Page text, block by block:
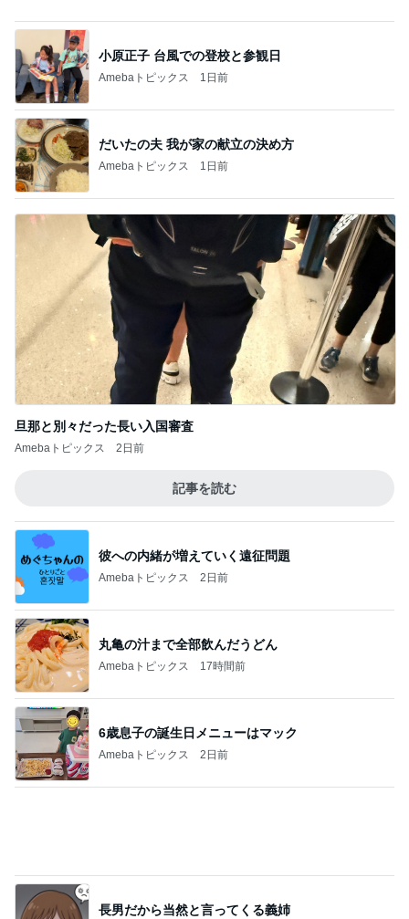
長男だから当然と言ってくる義姉
Amebaトピックス 1日前
ヒデ 初のピンクシャツコーデ挑戦
Amebaトピックス 14時間前
記事を読む
Amebaトピックス 1日前
昔は好きじゃなかった母の料理
Amebaトピックス 1日前
くじで当たったカブトムシの幼虫
Amebaトピックス 1日前
旦那が原因を指摘した窓の汚れ
Amebaトピックス 20時間前